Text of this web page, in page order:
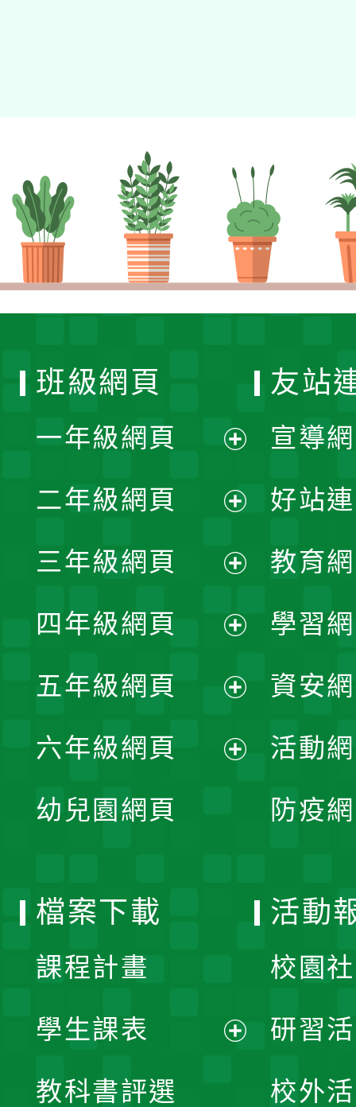
班級網頁
一年級網頁
開
選
單
二年級網頁
開
選
單
三年級網頁
開
選
單
四年級網頁
開
選
五年級網頁
開
六年級網頁
幼兒園網頁
友站
宣導
好站
教育
學習
資安
活動
防疫
檔案下載
課程計畫
學生課表
教科書評選
活動
校園
研習
校外